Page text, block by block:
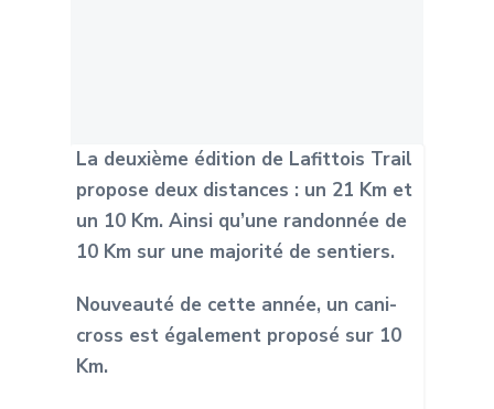
La deuxième édition de Lafittois Trail
propose deux distances : un 21 Km et
un 10 Km. Ainsi qu’une randonnée de
10 Km sur une majorité de sentiers.
Nouveauté de cette année, un cani-
cross est également proposé sur 10
Km.